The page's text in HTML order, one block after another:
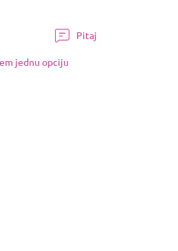
Pitaj
jednu opciju